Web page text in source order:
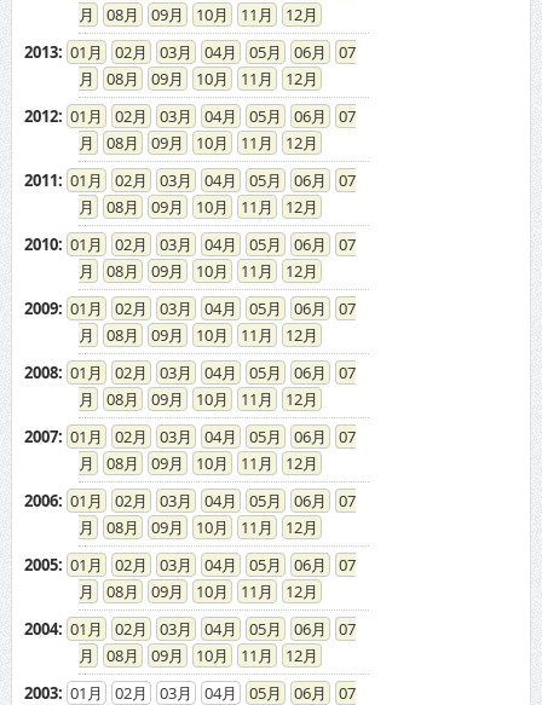
08
09 10 11
12
2013: 01 02 03 04 05 06
07
08
09 10 11
12
2012: 01 02 03 04 05 06
07
08
09 10 11
12
2011: 01 02 03 04 05 06
07
08
09 10 11
12
2010: 01 02 03 04 05 06
07
08
09 10 11
12
2009: 01 02 03 04 05 06
07
08
09 10 11
12
2008: 01 02 03 04 05 06
07
08
09 10 11
12
2007: 01 02 03 04 05 06
07
08
09 10 11
12
2006: 01 02 03 04 05 06
07
08
09 10 11
12
2005: 01 02 03 04 05 06
07
08
09 10 11
12
2004: 01 02 03 04 05 06
07
08
09 10 11
12
2003: 01 02 03 04 05 06
07